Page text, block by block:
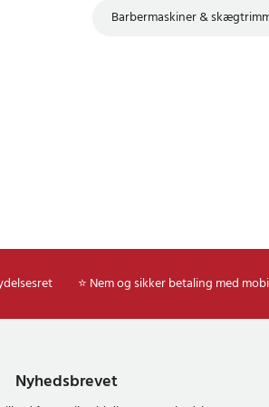
Barbermaskiner &
⭐ Nem og sikker betaling med
Nyhedsbrevet